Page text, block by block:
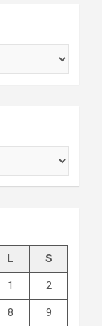
L S
1 2
8 9